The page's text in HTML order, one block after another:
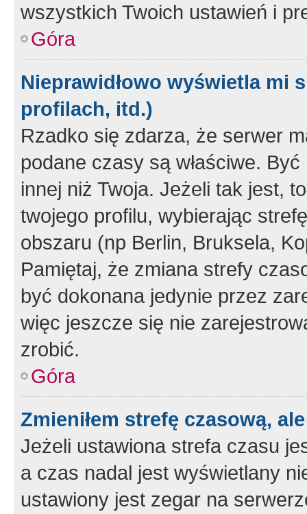
wszystkich Twoich ustawień i
Góra
Nieprawidłowo wyświetla mi
profilach, itd.)
Rzadko się zdarza, że serwer
podane czasy są właściwe.
innej niż Twoja. Jeżeli tak jest,
twojego profilu, wybierając
obszaru (np Berlin, Bruksela,
Pamiętaj, że zmiana strefy
być dokonana jedynie przez
więc jeszcze się nie
zrobić.
Góra
Zmieniłem strefę czasową,
Jeżeli ustawiona strefa czasu
a czas nadal jest wyświetlany
ustawiony jest zegar na